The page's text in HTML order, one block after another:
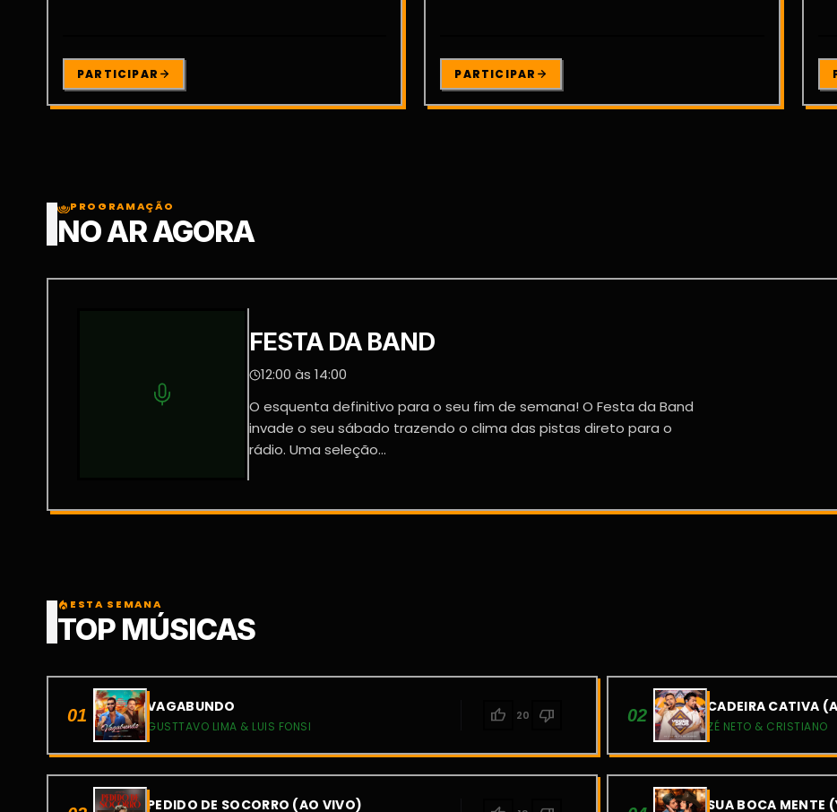
PARTICIPAR PARTICIPAR
PROGRAMAÇÃO
NO AR AGORA
FESTA DA BAND
12:00 às 14:00
O esquenta definitivo para o seu fim de semana! O Festa da Band
invade o seu sábado trazendo o clima das pistas direto para o
rádio. Uma seleção...
local_fire_department ESTA SEMANA
TOP MÚSICAS
01 VAGABUNDO
GUSTTAVO LIMA & LUIS FONSI
thumb_up 20 thumb_down 02 CADEIRA CATIVA
ZÉ NETO & CRISTIANO
PEDIDO DE SOCORRO (AO VIVO) SUA BOCA MENTE